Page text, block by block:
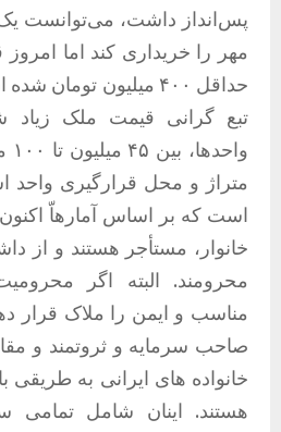
پس‌انداز داشت، می‌توانست
مهر را خریداری کند اما امروز
حداقل ۴۰۰ میلیون
تبع گرانی قیمت ملک زیاد
متراژ و محل قرارگیری
است که بر اساس آمارهاّ
خانوار، مستأجر هستند و از
محرومند. البته اگر
مناسب و ایمن را ملاک قرار
صاحب سرمایه و ثروتمند و
خانواده های ایرانی به
هستند. اینان شامل تمامی